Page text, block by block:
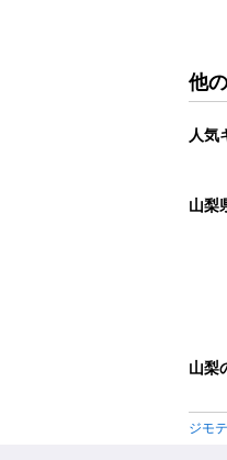
他
人気
山梨
山梨
ジモ